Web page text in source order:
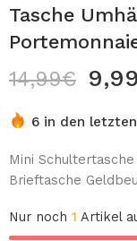
Tasche
14,99€ 9,99
6 in den
Mini
Brieftasche
Nur noch 1 Artikel